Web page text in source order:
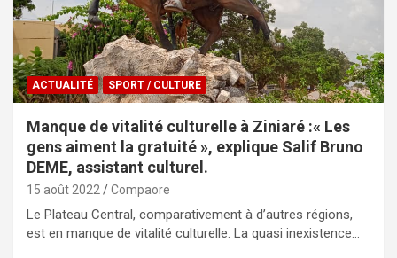
ACTUALITÉ SPORT / CULTURE
Manque de vitalité culturelle à Ziniaré :« Les
gens aiment la gratuité », explique Salif Bruno
DEME, assistant culturel.
15 août 2022 Compaore
Le Plateau Central, comparativement à d’autres régions,
est en manque de vitalité culturelle. La quasi inexistence…